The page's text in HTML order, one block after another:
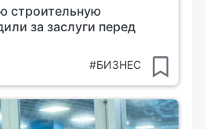
строительную
за заслуги перед
#БИЗНЕС